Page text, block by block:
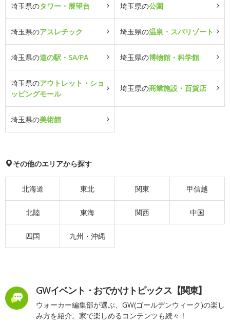
埼玉県のタワー・展望台 埼玉県の公園
埼玉県のアスレチック 埼玉県の温泉・スパリゾート
埼玉県の道の駅・SA/PA 埼玉県の博物館・科学館
埼玉県のアウトレット・ショ
ッピングモール
埼玉県の商業施設・百貨店
埼玉県の美術館
その他のエリアから探す
北海道 東北 関東 甲信越
北陸 東海 関西 中国
四国 九州・沖縄
GWイベント・おでかけトピックス【関東】
ウォーカー編集部が選ぶ、GW(ゴールデンウィーク)の楽し
み方を紹介。家で楽しめるコンテンツも続々！